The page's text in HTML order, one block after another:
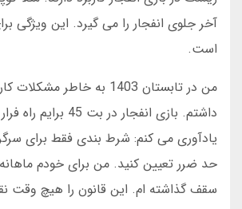
آخر جلوی انفجار را می گیرد. این ویژگی
است.
من در تابستان 1403 به خاطر
داشتم. بازی انفجار در
یادآوری می کنم: شرط بندی فقط برای
سقف گذاشته ام. این قانون را هیچ وقت